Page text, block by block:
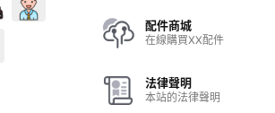
配件商城
在線購買XX配件
法律聲明
本站的法律聲明